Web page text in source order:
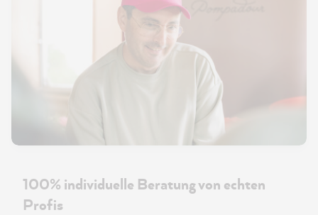
100% individuelle Beratung von echten
Profis